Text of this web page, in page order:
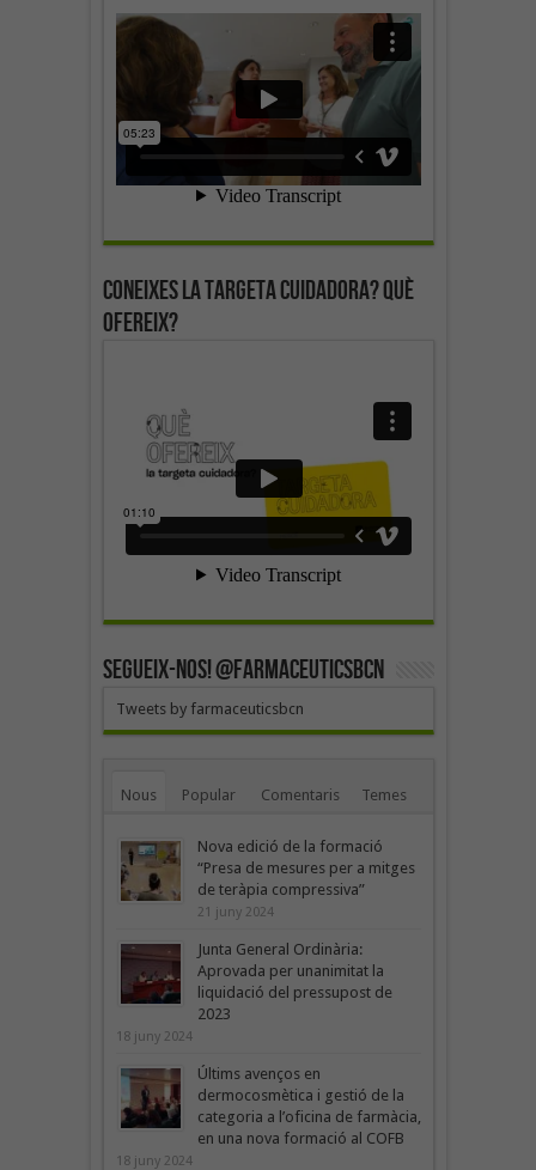
Coneixes la targeta cuidadora? Què
ofereix?
SEGUEIX-NOS! @farmaceuticsbcn
Tweets by farmaceuticsbcn
Nous Popular Comentaris Temes
Nova edició de la formació
“Presa de mesures per a mitges
de teràpia compressiva”
21 juny 2024
Junta General Ordinària:
Aprovada per unanimitat la
liquidació del pressupost de
2023
18 juny 2024
Últims avenços en
dermocosmètica i gestió de la
categoria a l’oficina de farmàcia,
en una nova formació al COFB
18 juny 2024